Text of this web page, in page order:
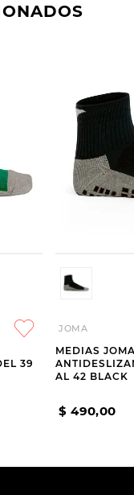
39
JOMA
MEDIAS
AL 42 BLACK
$ 490,00